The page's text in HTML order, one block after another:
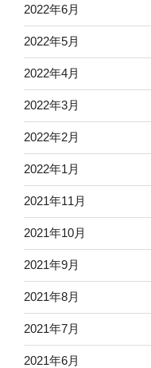
2022年6月
2022年5月
2022年4月
2022年3月
2022年2月
2022年1月
2021年11月
2021年10月
2021年9月
2021年8月
2021年7月
2021年6月